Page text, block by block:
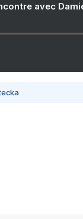
avec